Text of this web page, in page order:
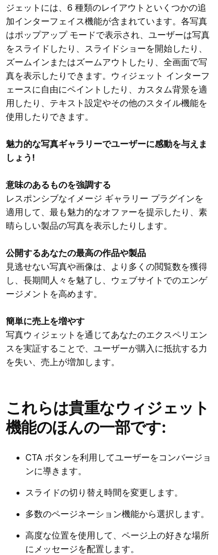
ジェットには、6 種類のレイアウトといくつかの追
加インターフェイス機能が含まれています。各写真
はポップアップ モードで表示され、ユーザーは写真
をスライドしたり、スライドショーを開始したり、
ズームインまたはズームアウトしたり、全画面で写
真を表示したりできます。ウィジェット インターフ
ェースに自由にペイントしたり、カスタム背景を適
用したり、テキスト設定やその他のスタイル機能を
使用したりできます。
魅力的な写真ギャラリーでユーザーに感動を与えま
しょう!
意味のあるものを強調する
レスポンシブなイメージ ギャラリー プラグインを
適用して、最も魅力的なオファーを提示したり、素
晴らしい製品の写真を表示したりします。
公開するあなたの最高の作品や製品
見逃せない写真や画像は、より多くの閲覧数を獲得
し、長期間人々を魅了し、ウェブサイトでのエンゲ
ージメントを高めます。
簡単に売上を増やす
写真ウィジェットを通じてあなたのエクスペリエン
スを実証することで、ユーザーが購入に抵抗する力
を失い、売上が増加します。
これらは貴重なウィジェット
機能のほんの一部です:
CTA ボタンを利用してユーザーをコンバージョ
ンに導きます。
スライドの切り替え時間を変更します。
多数のページネーション機能から選択します。
高度な位置を使用して、ページ上の好きな場所
にメッセージを配置します。